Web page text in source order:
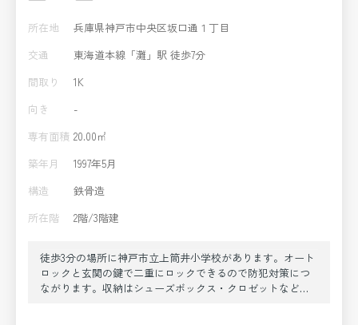
所在地
兵庫県神戸市中央区坂口通１丁目
交通
東海道本線「灘」駅 徒歩7分
間取り
1K
向き
-
専有面積 20.00㎡
築年月
1997年5月
構造
鉄骨造
所在階
2階/3階建
徒歩3分の場所に神戸市立上筒井小学校があります。オート
ロックと玄関の鍵で二重にロックできるので防犯対策につ
ながります。収納はシューズボックス・クロゼットなど豊